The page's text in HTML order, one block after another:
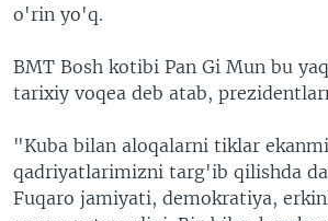
o'rin yo'q.
BMT Bosh kotibi Pan Gi Mun bu
tarixiy voqea deb atab,
"Kuba bilan aloqalarni tiklar
qadriyatlarimizni targ'ib qilishda
Fuqaro jamiyati, demokratiya,